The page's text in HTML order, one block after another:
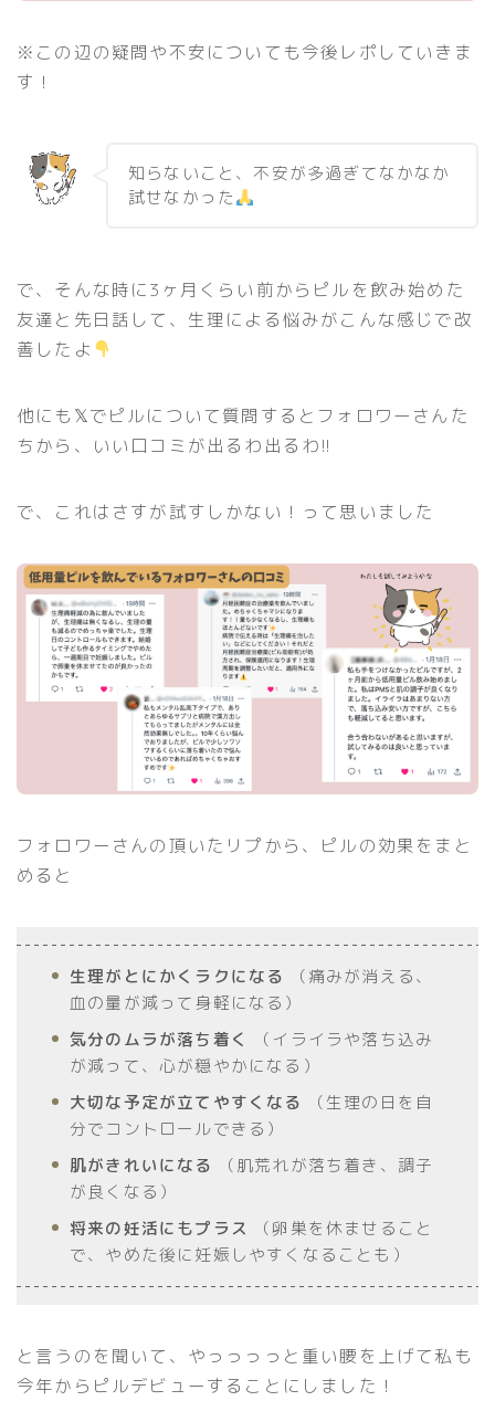
※この辺の疑問や不安についても今後レポしていきま
す！
知らないこと、不安が多過ぎてなかなか
試せなかった
で、そんな時に3ヶ月くらい前からピルを飲み始めた
友達と先日話して、生理による悩みがこんな感じで改
善したよ
他にも𝕏でピルについて質問するとフォロワーさんた
ちから、いい口コミが出るわ出るわ!!
で、これはさすが試すしかない！って思いました
フォロワーさんの頂いたリプから、ピルの効果をまと
めると
生理がとにかくラクになる
（痛みが消える、
血の量が減って身軽になる）
気分のムラが落ち着く
（イライラや落ち込み
が減って、心が穏やかになる）
大切な予定が立てやすくなる
（生理の日を自
分でコントロールできる）
肌がきれいになる
（肌荒れが落ち着き、調子
が良くなる）
将来の妊活にもプラス
（卵巣を休ませること
で、やめた後に妊娠しやすくなることも）
と言うのを聞いて、やっっっっと重い腰を上げて私も
今年からピルデビューすることにしました！